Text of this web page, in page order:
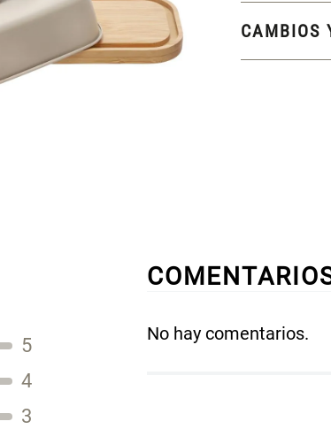
CAMBIOS
5
4
3
No hay comentarios.